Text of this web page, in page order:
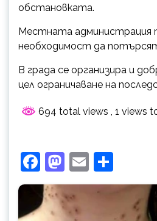
обстановката.
Местната администрация
необходимост да
В града се организира и
цел ограничаване на
694 total views , 1 views
Facebook
Mastodon
Email